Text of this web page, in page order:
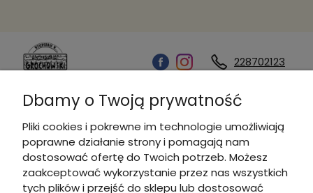
228702123
Kontakt
Informacje
Dbamy o Twoją prywatność
Pliki cookies i pokrewne im technologie umożliwiają
poprawne działanie strony i pomagają nam
dostosować ofertę do Twoich potrzeb. Możesz
zaakceptować wykorzystanie przez nas wszystkich
tych plików i przejść do sklepu lub dostosować